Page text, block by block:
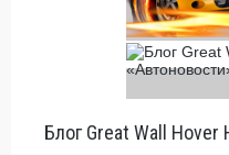
Блог Great Wall Hover